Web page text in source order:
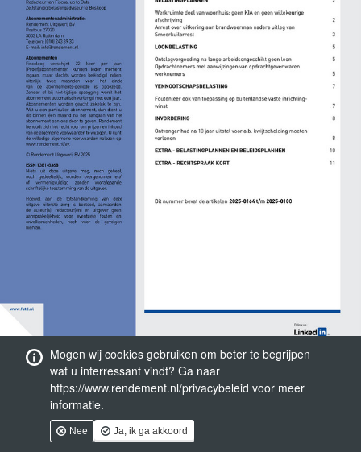
Mogen wij cookies gebruiken om beter te begrijpen
wat u interressant vindt? Ga naar
https://www.rendement.nl/privacybeleid voor meer
informatie.
Nee Ja, ik ga akkoord